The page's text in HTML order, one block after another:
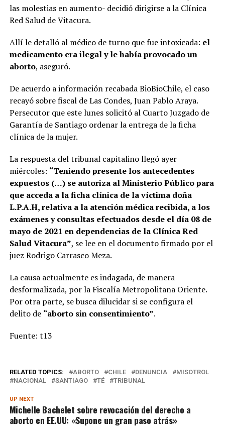
las molestias en aumento- decidió dirigirse a la Clínica
Red Salud de Vitacura.
Allí le detalló al médico de turno que fue intoxicada: el
medicamento era ilegal y le había provocado un
aborto, aseguró.
De acuerdo a información recabada BioBioChile, el caso
recayó sobre fiscal de Las Condes, Juan Pablo Araya.
Persecutor que este lunes solicitó al Cuarto Juzgado de
Garantía de Santiago ordenar la entrega de la ficha
clínica de la mujer.
La respuesta del tribunal capitalino llegó ayer
miércoles: “Teniendo presente los antecedentes
expuestos (…) se autoriza al Ministerio Público para
que acceda a la ficha clínica de la víctima doña
L.P.A.H, relativa a la atención médica recibida, a los
exámenes y consultas efectuados desde el día 08 de
mayo de 2021 en dependencias de la Clínica Red
Salud Vitacura”, se lee en el documento firmado por el
juez Rodrigo Carrasco Meza.
La causa actualmente es indagada, de manera
desformalizada, por la Fiscalía Metropolitana Oriente.
Por otra parte, se busca dilucidar si se configura el
delito de “aborto sin consentimiento”.
Fuente: t13
RELATED TOPICS: ABORTO CHILE DENUNCIA
MISOTROL
NACIONAL
SANTIAGO TÉ TRIBUNAL
UP NEXT
Michelle Bachelet sobre revocación del derecho a
aborto en EE.UU: «Supone un gran paso atrás»